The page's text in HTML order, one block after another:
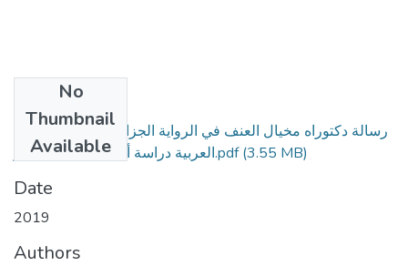
No
Thumbnail
Available
رسالة دكتوراه مخيال العنف في الرواية الجزائرية المكتوبة باللغة
العربية دراسة أنثربولوجية لنماذج ر.pdf(3.55 MB)
Date
2019
Authors